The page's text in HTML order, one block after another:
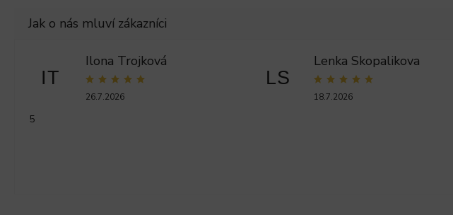
IT
Ilona Trojková
26.7.2026
5
LS
Lenka Skopalikova
18.7.2026